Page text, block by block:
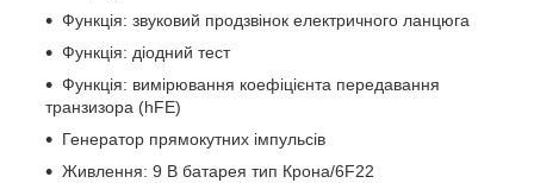
Функція: звуковий продзвінок електричного ланцюга
Функція: діодний тест
Функція: вимірювання коефіцієнта передавання
транзизора (hFE)
Генератор прямокутних імпульсів
Живлення: 9 В батарея тип Крона/6F22